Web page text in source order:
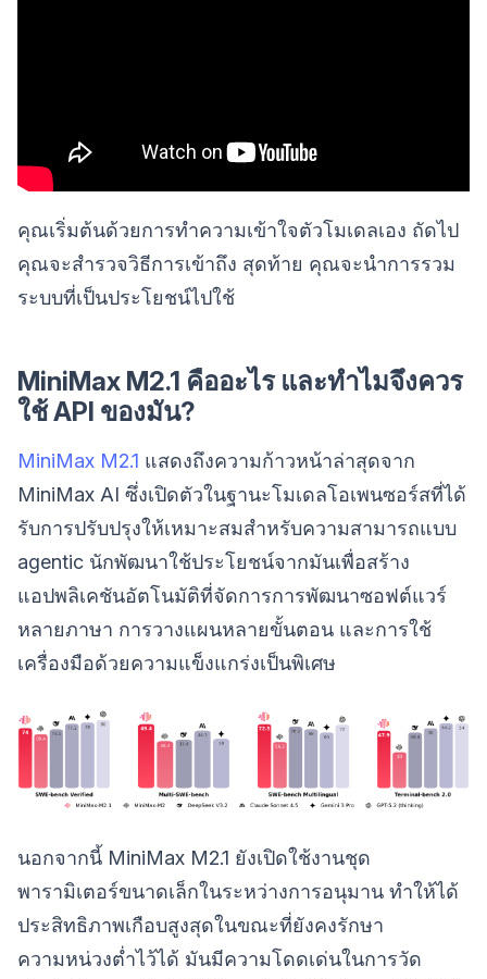
คุณเริ่มต้นด้วยการทำความเข้าใจตัวโมเดลเอง ถัดไป
คุณจะสำรวจวิธีการเข้าถึง สุดท้าย คุณจะนำการรวม
ระบบที่เป็นประโยชน์ไปใช้
MiniMax M2.1 คืออะไร และทำไมจึงควร
ใช้ API ของมัน?
MiniMax M2.1 แสดงถึงความก้าวหน้าล่าสุดจาก
MiniMax AI ซึ่งเปิดตัวในฐานะโมเดลโอเพนซอร์สที่ได้
รับการปรับปรุงให้เหมาะสมสำหรับความสามารถแบบ
agentic นักพัฒนาใช้ประโยชน์จากมันเพื่อสร้าง
แอปพลิเคชันอัตโนมัติที่จัดการการพัฒนาซอฟต์แวร์
หลายภาษา การวางแผนหลายขั้นตอน และการใช้
เครื่องมือด้วยความแข็งแกร่งเป็นพิเศษ
นอกจากนี้ MiniMax M2.1 ยังเปิดใช้งานชุด
พารามิเตอร์ขนาดเล็กในระหว่างการอนุมาน ทำให้ได้
ประสิทธิภาพเกือบสูงสุดในขณะที่ยังคงรักษา
ความหน่วงต่ำไว้ได้ มันมีความโดดเด่นในการวัด